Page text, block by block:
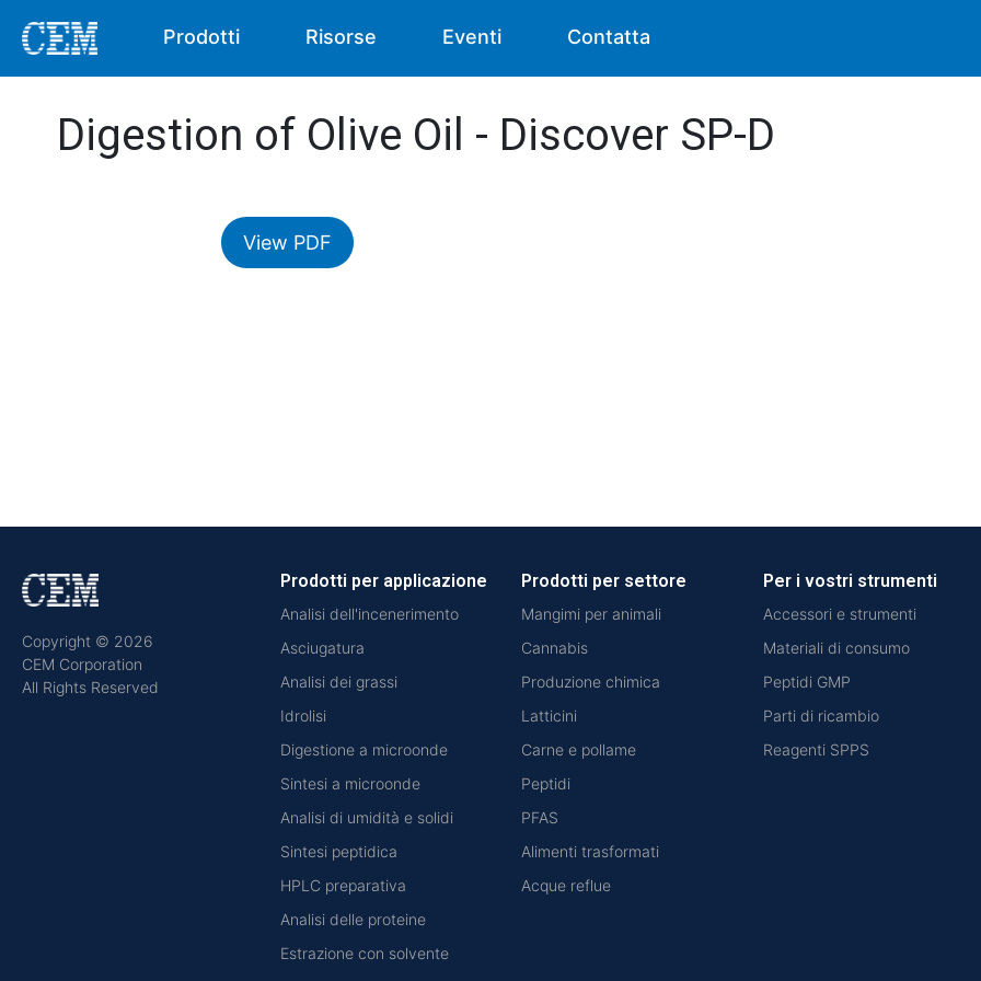
Prodotti Risorse Eventi Contatta
Digestion of Olive Oil - Discover SP-D
View PDF
Copyright © 2026
CEM Corporation
All Rights Reserved
Prodotti per applicazione
Analisi dell'incenerimento
Asciugatura
Analisi dei grassi
Idrolisi
Digestione a microonde
Sintesi a microonde
Analisi di umidità e solidi
Sintesi peptidica
HPLC preparativa
Analisi delle proteine
Estrazione con solvente
Prodotti per settore
Mangimi per animali
Cannabis
Produzione chimica
Latticini
Carne e pollame
Peptidi
PFAS
Alimenti trasformati
Acque reflue
Per i vostri strumenti
Accessori e strumenti
Materiali di consumo
Peptidi GMP
Parti di ricambio
Reagenti SPPS